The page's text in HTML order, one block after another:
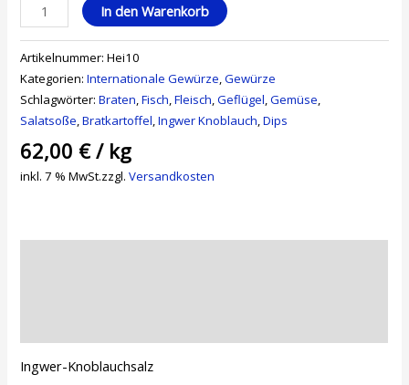
In den Warenkorb
Artikelnummer:Hei10
Kategorien:Internationale Gewürze,Gewürze
Schlagwörter:Braten,Fisch,Fleisch,Geflügel,Gemüse,
Salatsoße,Bratkartoffel,Ingwer Knoblauch,Dips
62,00 €/ kg
inkl. 7 % MwSt.zzgl.Versandkosten
Ingwer-Knoblauchsalz